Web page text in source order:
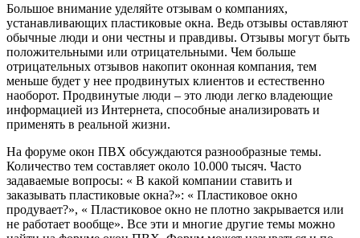
Большое внимание уделяйте отзывам о компаниях,
устанавливающих пластиковые окна. Ведь отзывы оставляют
обычные люди и они честны и правдивы. Отзывы могут быть
положительными или отрицательными. Чем больше
отрицательных отзывов накопит оконная компания, тем
меньше будет у нее продвинутых клиентов и естественно
наоборот. Продвинутые люди – это люди легко владеющие
информацией из Интернета, способные анализировать и
применять в реальной жизни.
На форуме окон ПВХ обсуждаются разнообразные темы.
Количество тем составляет около 10.000 тысяч. Часто
задаваемые вопросы: « В какой компании ставить и
заказывать пластиковые окна?»: « Пластиковое окно
продувает?», « Пластиковое окно не плотно закрывается или
не работает вообще». Все эти и многие другие темы можно